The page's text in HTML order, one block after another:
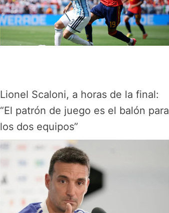
Lionel Scaloni, a horas de la final:
“El patrón de juego es el balón para
los dos equipos”